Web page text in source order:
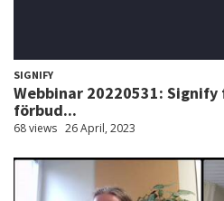
SIGNIFY
Webbinar 20220531:
förbud...
68 views 26 April, 2023